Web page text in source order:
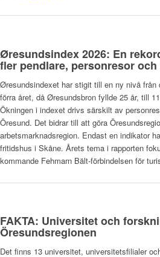
Øresundsindex 2026: En
fler pendlare, personresor
Øresundsindexet har stigit till en ny nivå från
förra året, då Øresundsbron fyllde 25 år, till
Ökningen i indexet drivs särskilt av
Öresund. Det bidrar till att göra
arbetsmarknadsregion. Endast en indikator
fritidshus i Skåne. Årets tema i rapporten
kommande Fehmarn Bält-förbindelsen för
FAKTA: Universitet och
Öresundsregionen
Det finns 13 universitet, universitetsfilialer